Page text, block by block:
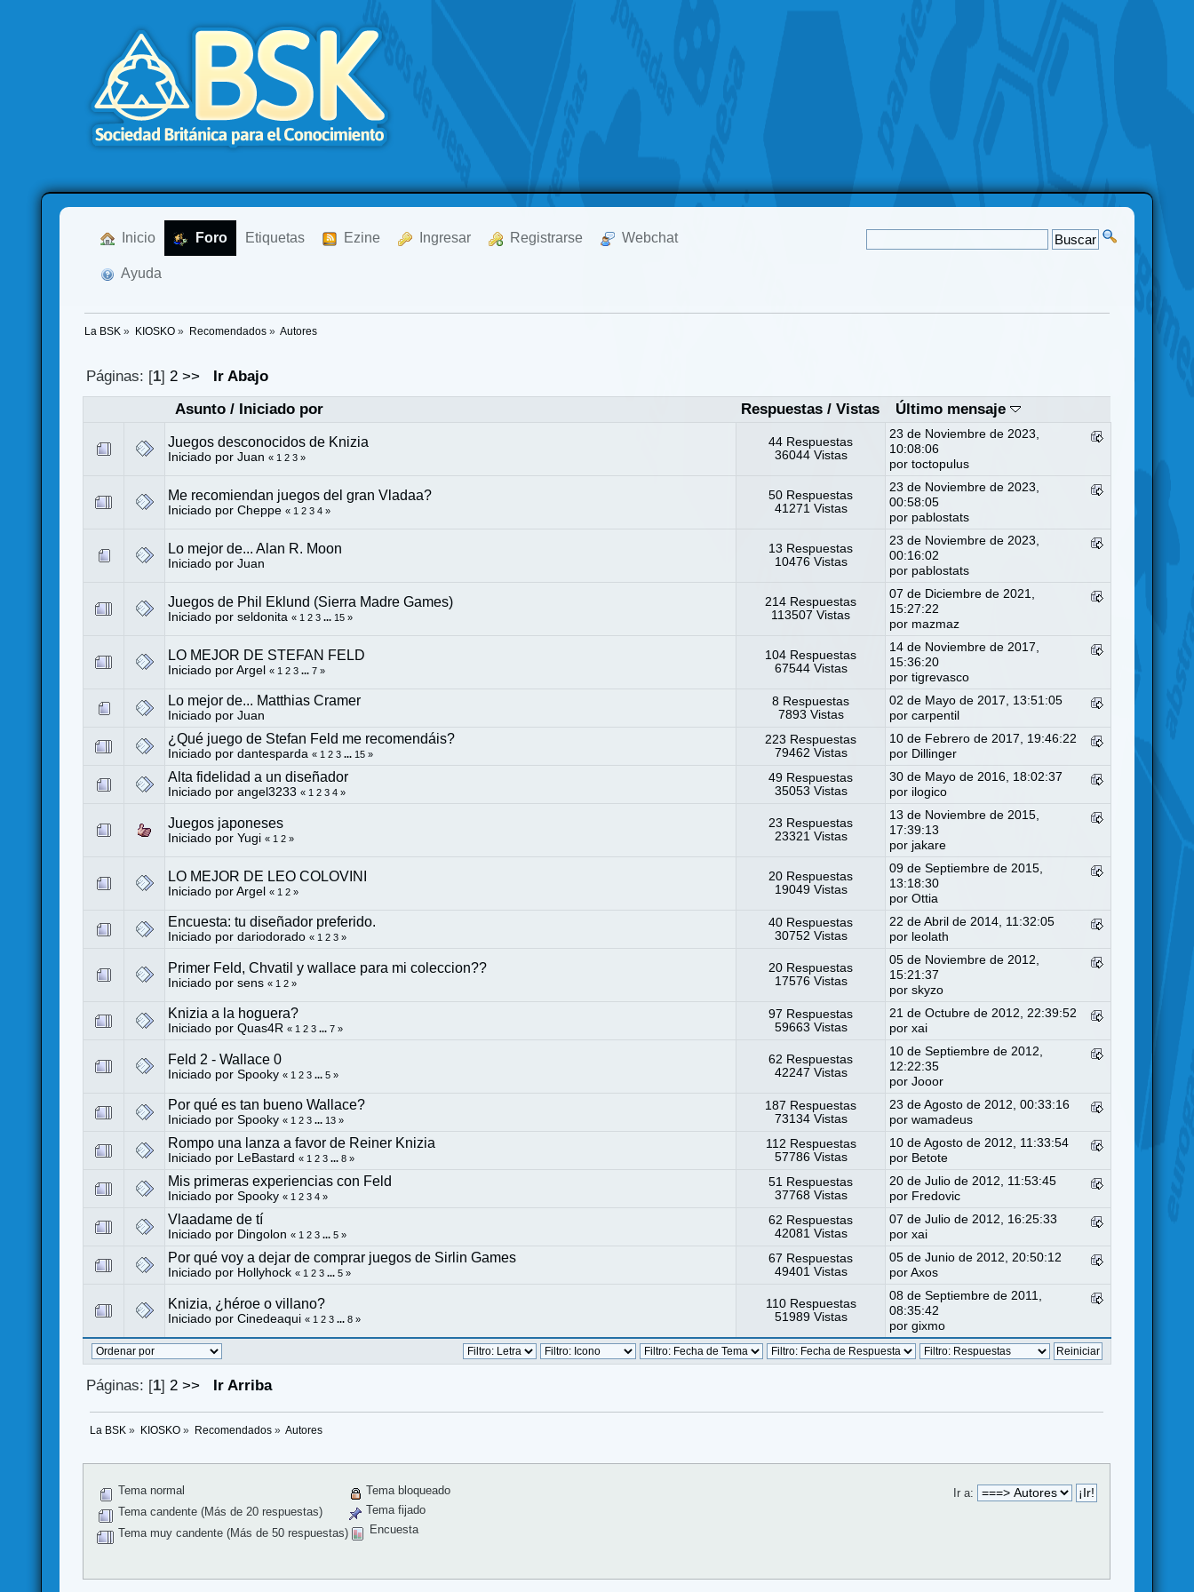
Inicio Foro Etiquetas Ezine Ingresar Registrarse Webchat
Ayuda
La BSK » KIOSKO» Recomendados» Autores
Páginas: [1] 2 >>
Ir Abajo
Asunto/ Iniciado por Respuestas /Vistas Último mensaje
Juegos desconocidos de Knizia
Iniciado porJuan « 1 2 3 »
44 Respuestas
36044 Vistas
23 de Noviembre de 2023,
10:08:06
portoctopulus
Me recomiendan juegos del gran Vladaa?
Iniciado porCheppe « 1 2 3 4 »
50 Respuestas
41271 Vistas
23 de Noviembre de 2023,
00:58:05
por pablostats
Lo mejor de... Alan R. Moon
Iniciado porJuan
13 Respuestas
10476 Vistas
23 de Noviembre de 2023,
00:16:02
por pablostats
Juegos de Phil Eklund (Sierra Madre Games)
Iniciado porseldonita « 1 2 3 ... 15 »
214 Respuestas
113507 Vistas
07 de Diciembre de 2021,
15:27:22
por mazmaz
LO MEJOR DE STEFAN FELD
Iniciado porArgel « 1 2 3 ...7 »
104 Respuestas
67544 Vistas
14 de Noviembre de 2017,
15:36:20
portigrevasco
Lo mejor de... Matthias Cramer
Iniciado porJuan
8 Respuestas
7893 Vistas
02 de Mayo de 2017, 13:51:05
porcarpentil
¿Qué juego de Stefan Feld me recomendáis?
Iniciado pordantesparda « 1 2 3 ... 15 »
223 Respuestas
79462 Vistas
10 de Febrero de 2017, 19:46:22
por Dillinger
Alta fidelidad a un diseñador
Iniciado porangel3233 « 1 2 3 4 »
49 Respuestas
35053 Vistas
30 de Mayo de 2016, 18:02:37
por ilogico
Juegos japoneses
Iniciado porYugi « 1 2 »
23 Respuestas
23321 Vistas
13 de Noviembre de 2015,
17:39:13
por jakare
LO MEJOR DE LEO COLOVINI
Iniciado porArgel « 1 2 »
20 Respuestas
19049 Vistas
09 de Septiembre de 2015,
13:18:30
porOttia
Encuesta: tu diseñador preferido.
Iniciado pordariodorado « 1 2 3 »
40 Respuestas
30752 Vistas
22 de Abril de 2014, 11:32:05
por leolath
Primer Feld, Chvatil y wallace para mi coleccion??
Iniciado porsens « 1 2 »
20 Respuestas
17576 Vistas
05 de Noviembre de 2012,
15:21:37
porskyzo
Knizia a la hoguera?
Iniciado porQuas4R « 1 2 3 ...7 »
97 Respuestas
59663 Vistas
21 de Octubre de 2012, 22:39:52
porxai
Feld 2 - Wallace 0
Iniciado porSpooky « 1 2 3 ...5 »
62 Respuestas
42247 Vistas
10 de Septiembre de 2012,
12:22:35
porJooor
Por qué es tan bueno Wallace?
Iniciado porSpooky « 1 2 3 ... 13 »
187 Respuestas
73134 Vistas
23 de Agosto de 2012, 00:33:16
porwamadeus
Rompo una lanza a favor de Reiner Knizia
Iniciado por LeBastard « 1 2 3 ...8 »
112 Respuestas
57786 Vistas
10 de Agosto de 2012, 11:33:54
por Betote
Mis primeras experiencias con Feld
Iniciado porSpooky « 1 2 3 4 »
51 Respuestas
37768 Vistas
20 de Julio de 2012, 11:53:45
por Fredovic
Vlaadame de tí
Iniciado por Dingolon « 1 2 3 ...5 »
62 Respuestas
42081 Vistas
07 de Julio de 2012, 16:25:33
porxai
Por qué voy a dejar de comprar juegos de Sirlin Games
Iniciado por Hollyhock « 1 2 3 ...5 »
67 Respuestas
49401 Vistas
05 de Junio de 2012, 20:50:12
porAxos
Knizia, ¿héroe o villano?
Iniciado porCinedeaqui « 1 2 3 ...8 »
110 Respuestas
51989 Vistas
08 de Septiembre de 2011,
08:35:42
porgixmo
Páginas: [1] 2 >> Ir Arriba
La BSK » KIOSKO» Recomendados» Autores
Ir a:
Tema normal
Tema candente (Más de 20 respuestas)
Tema muy candente (Más de 50 respuestas)
Tema bloqueado
Tema fijado
Encuesta